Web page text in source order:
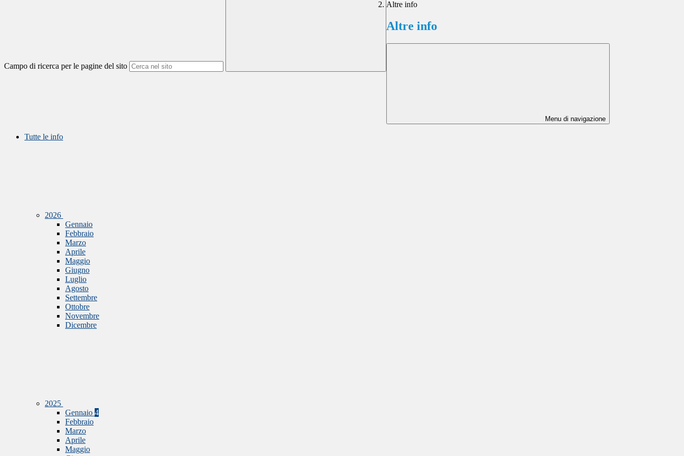
Campo di ricerca per le pagine del sito
Altre info
Altre info
Menu di navigazione
Tutte le info
2026
Gennaio
Febbraio
Marzo
Aprile
Maggio
Giugno
Luglio
Agosto
Settembre
Ottobre
Novembre
Dicembre
2025
Gennaio 4
Febbraio
Marzo
Aprile
Maggio